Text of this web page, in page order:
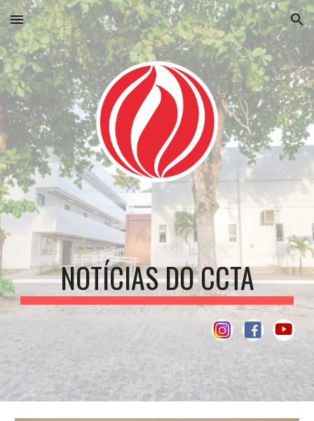
Skip to main content Skip to navigation
NOTÍCIAS DO CCTA